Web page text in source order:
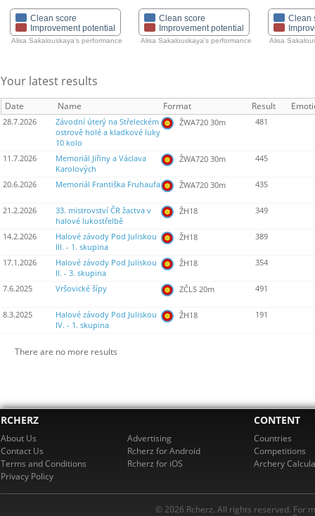
Clean score
Improvement potential
Alisa Sakalouskaya's performance
Clean score
Improvement potential
Alisa Sakalouskaya's performance
Clean
Alisa
Your latest results
Date Name Format Result
28.7.2026
Závodní úterý na Střeleckém
ostrově holé a kladkové luky
10 kolo
ŽWA720 30m 481
11.7.2026
Memoriál Jiřiny a Václava
Karolových
ŽWA720 30m 445
20.6.2026 Memoriál Františka Fruhaufa ŽWA720 30m 435
21.2.2026
33. mistrovství ČR žactva v
halové lukostřelbě
ŽH18 349
14.2.2026
Halové závody Pod Juliskou
III. - 1. skupina
ŽH18 389
17.1.2026
Halové závody Pod Juliskou
II. - 3. skupina
ŽH18 354
7.6.2025 Vršovické šípy ZČLS 20m 491
8.3.2025
Halové závody Pod Juliskou
IV. - 1. skupina
ŽH18 191
There are no more results
RCHERZ
About Us
Contact Us
Terms and Conditions
Privacy Policy
Advertising
Rcherz for Android
Rcherz for iOS
CONTENT
Countries
Competitions
Archery
© 2026 Rcherz. All rights reserved. For